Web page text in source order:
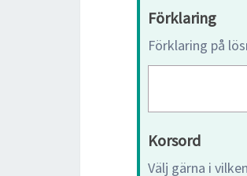
Förklaring
Förklaring på
Korsord
Välj gärna i